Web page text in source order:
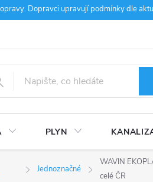
Dopravci upravují podmínky dle
podmínky
PLYN
Jednoznačné
WAVIN
celé ČR